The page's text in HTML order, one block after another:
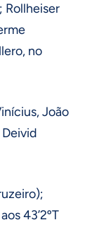
Rollheiser
no
João
43’2ºT